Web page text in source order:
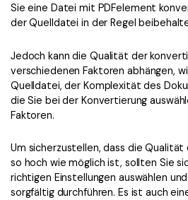
Sie eine Datei mit PDFelement
der Quelldatei in der Regel
Jedoch kann die Qualität der
verschiedenen Faktoren abhängen,
Quelldatei, der Komplexität des
die Sie bei der Konvertierung
Faktoren.
Um sicherzustellen, dass die
so hoch wie möglich ist, sollten Sie
richtigen Einstellungen auswählen
sorgfältig durchführen. Es ist auch